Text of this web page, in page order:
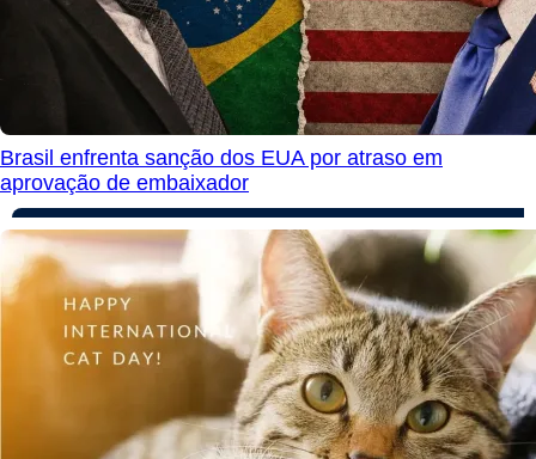
Brasil enfrenta sanção dos EUA por atraso em
aprovação de embaixador